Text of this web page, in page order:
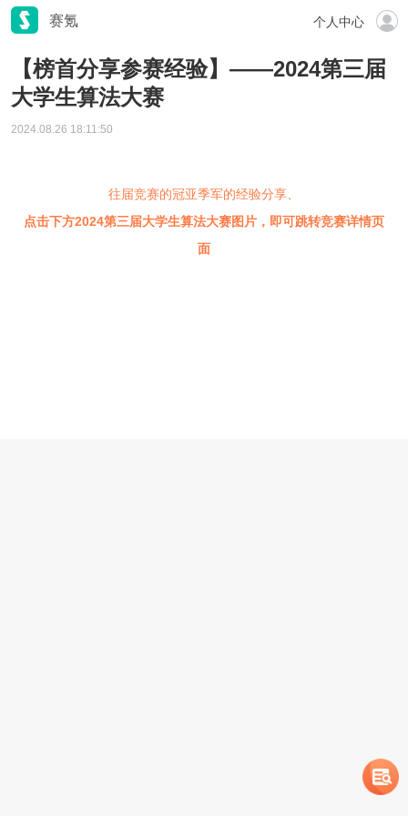
赛氪 个人中心
【榜首分享参赛经验】——2024第三届
大学生算法大赛
2024.08.26 18:11:50
往届竞赛的冠亚季军的经验分享、
点击下方2024第三届大学生算法大赛图片，即可跳转竞赛详情页
面